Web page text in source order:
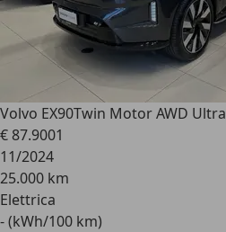
Volvo EX90Twin Motor AWD Ultra
€ 87.9001
11/2024
25.000 km
Elettrica
- (kWh/100 km)